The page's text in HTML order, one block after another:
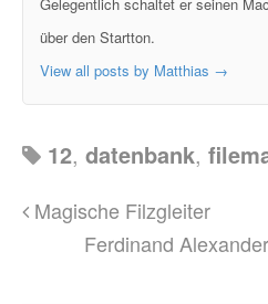
Gelegentlich schaltet er seinen
über den Startton.
View all posts by Matthias →
12, datenbank,
Magische Filzgleiter
Ferdinand